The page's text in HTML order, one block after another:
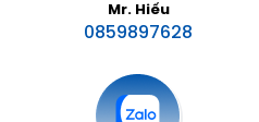
Mr. Hiếu
0859897628